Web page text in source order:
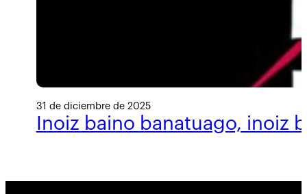
31 de diciembre de 2025
Inoiz baino banatuago, inoiz